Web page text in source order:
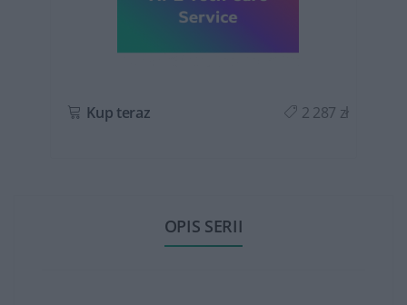
Kup teraz 2 287 zł
OPIS SERII